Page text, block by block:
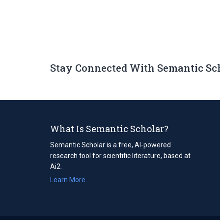
Stay Connected With Semantic
What Is Semantic Scholar?
Semantic Scholar is a free, AI-powered
research tool for scientific literature, based at
Ai2.
Learn More